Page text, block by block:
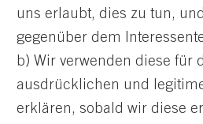
uns erlaubt, dies zu tun,
gegenüber dem
b) Wir verwenden diese für
ausdrücklichen und
erklären, sobald wir diese